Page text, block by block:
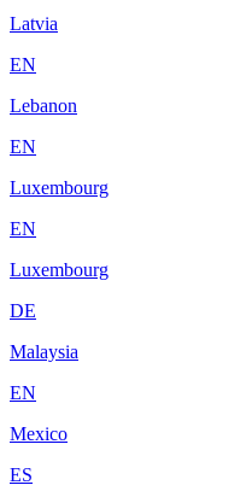
Latvia
EN
Lebanon
EN
Luxembourg
EN
Luxembourg
DE
Malaysia
EN
Mexico
ES